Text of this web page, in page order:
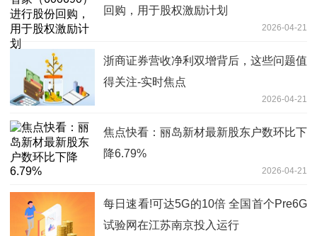
回购，用于股权激励计划
2026-04-21
浙商证券营收净利双增背后，这些问题值
得关注-实时焦点
2026-04-21
焦点快看：丽岛新材最新股东户数环比下
降6.79%
2026-04-21
每日速看!可达5G的10倍 全国首个Pre6G
试验网在江苏南京投入运行